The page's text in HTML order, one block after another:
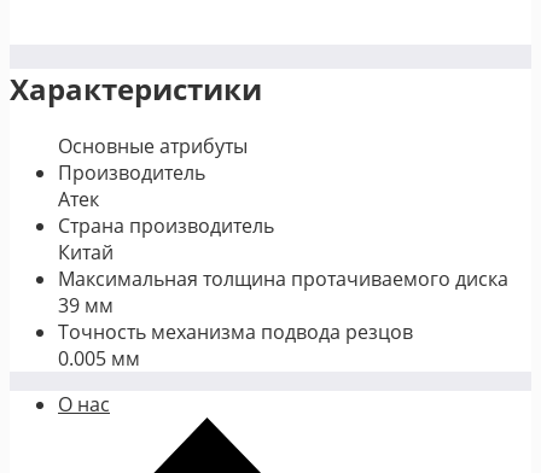
Характеристики
Основные атрибуты
Производитель
Атек
Страна производитель
Китай
Максимальная толщина протачиваемого диска
39 мм
Точность механизма подвода резцов
0.005 мм
О нас